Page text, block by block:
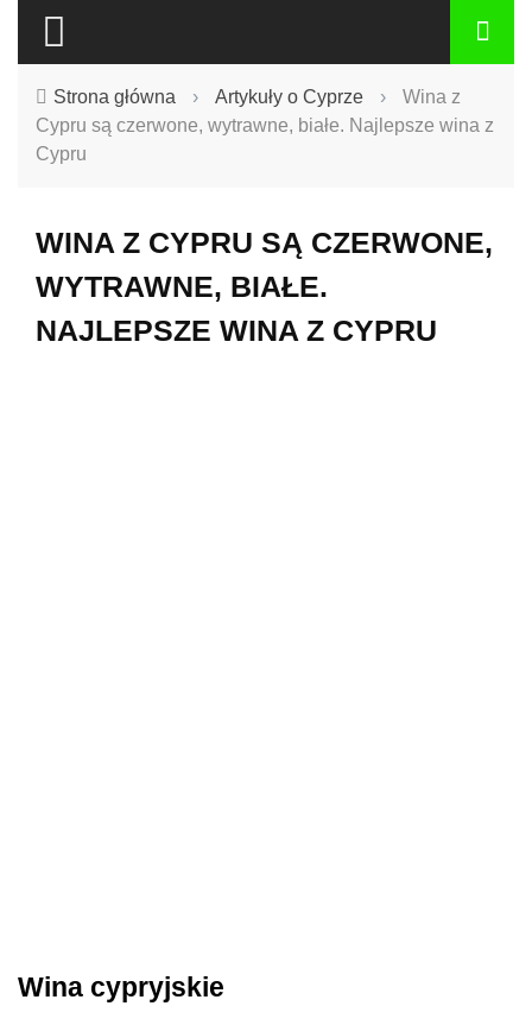
Strona główna › Artykuły o Cyprze ›
Wina z
Cypru są czerwone, wytrawne, białe. Najlepsze wina z
Cypru
WINA Z CYPRU SĄ CZERWONE,
WYTRAWNE, BIAŁE.
NAJLEPSZE WINA Z CYPRU
Wina cypryjskie